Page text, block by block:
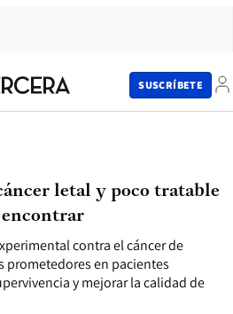
SUSCRÍBETE
contra el cáncer de
prometedores en pacientes
y mejorar la calidad de
letal y poco tratable